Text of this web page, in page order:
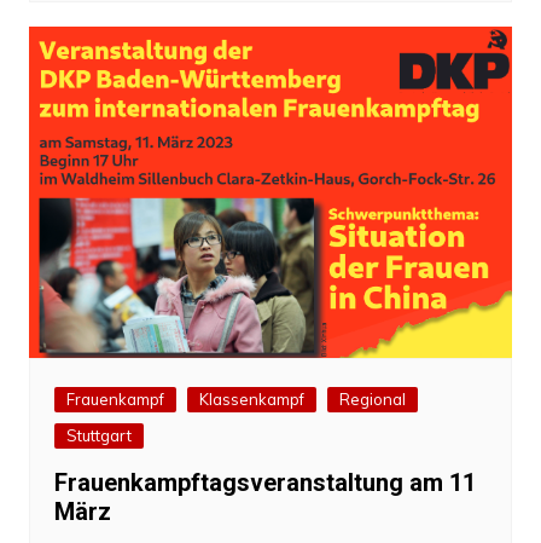
Frauenkampf Klassenkampf
Regional
Stuttgart
Frauenkampftagsveranstaltung am 11
März